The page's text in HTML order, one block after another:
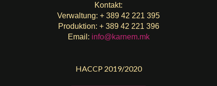
Kontakt:
Verwaltung: + 389 42 221 395
Produktion: + 389 42 221 396
Email: info@karnem.mk
HACCP 2019/2020